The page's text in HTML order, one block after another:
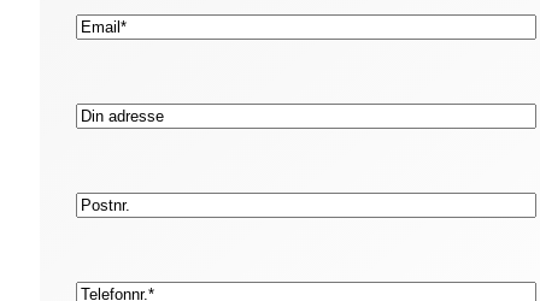
E-
mail*
Adresse
Postnr.
Telefon*